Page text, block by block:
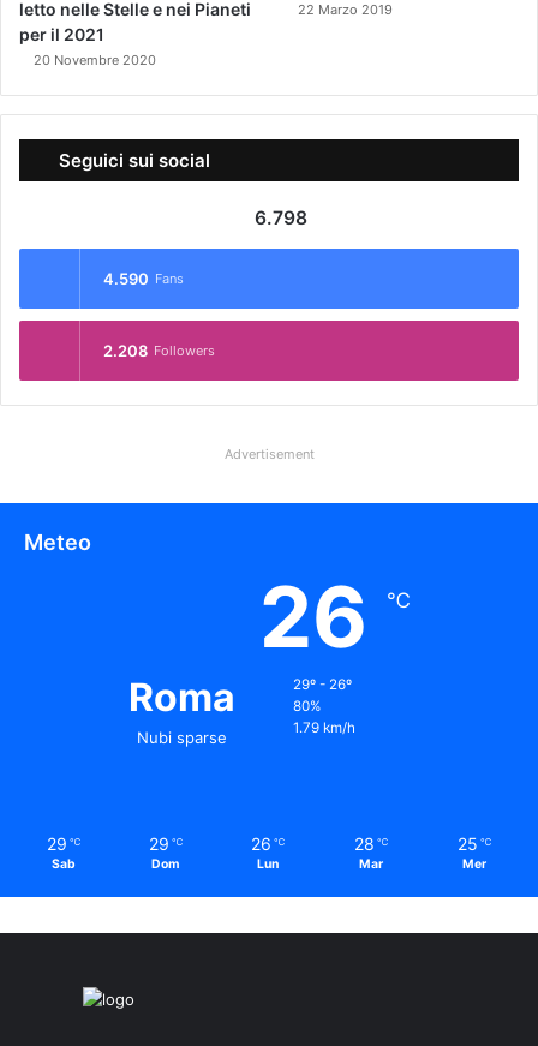
letto nelle Stelle e nei Pianeti
per il 2021
20 Novembre 2020
22 Marzo 2019
Seguici sui social
6.798
4.590 Fans
2.208 Followers
Advertisement
Meteo
Roma
Nubi sparse
26 ℃
29º - 26º
80%
1.79 km/h
29 ℃
Sab
29 ℃
Dom
26 ℃
Lun
28 ℃
Mar
25 ℃
Mer